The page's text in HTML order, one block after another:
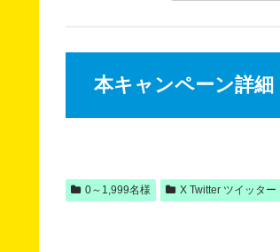
本キャンペーン詳細
0～1,999名様 X Twitter ツイッター